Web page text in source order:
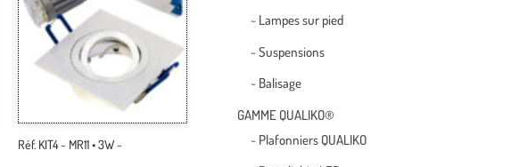
Réf. KIT4 ~ MR11 • 3W ~
~ Lampes sur pied
~ Suspensions
~ Balisage
GAMME QUALIKO®
~ Plafonniers QUALIKO